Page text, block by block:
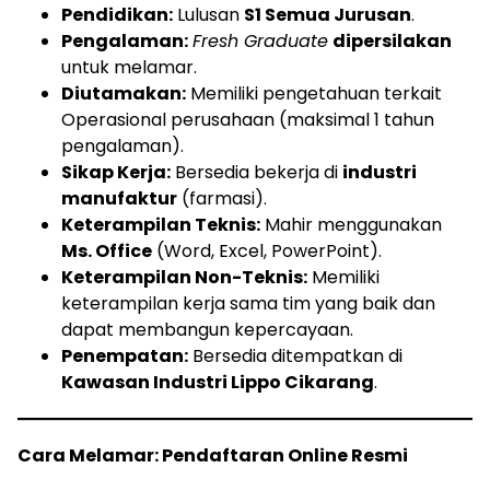
Pendidikan: Lulusan S1 Semua Jurusan.
Pengalaman:Fresh Graduate dipersilakan
untuk melamar.
Diutamakan: Memiliki pengetahuan terkait
Operasional perusahaan (maksimal 1 tahun
pengalaman).
Sikap Kerja: Bersedia bekerja di industri
manufaktur (farmasi).
Keterampilan Teknis: Mahir menggunakan
Ms. Office (Word, Excel, PowerPoint).
Keterampilan Non-Teknis: Memiliki
keterampilan kerja sama tim yang baik dan
dapat membangun kepercayaan.
Penempatan: Bersedia ditempatkan di
Kawasan Industri Lippo Cikarang.
Cara Melamar: Pendaftaran Online Resmi